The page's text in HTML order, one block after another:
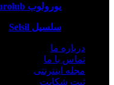
یورولوب Eurolub
سلسیل Selsil
درباره ما
تماس با ما
مجله اینترنتی
ثبت شکایت